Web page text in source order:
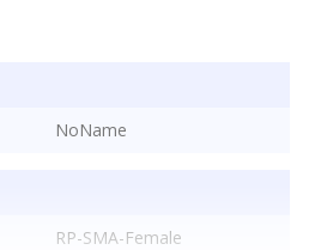
NoName
RP-SMA-Female